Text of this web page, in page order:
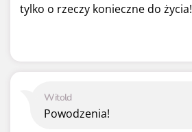
tylko o rzeczy konieczne do życia!
Witold
Powodzenia!